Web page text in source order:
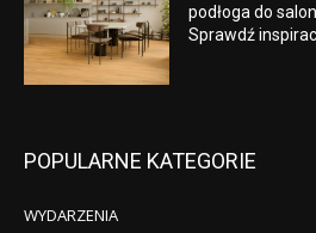
podłoga do
Sprawdź
POPULARNE KATEGORIE
WYDARZENIA